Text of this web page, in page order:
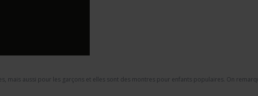
mais aussi pour les garçons et elles sont des montres pour enfants populaires. On